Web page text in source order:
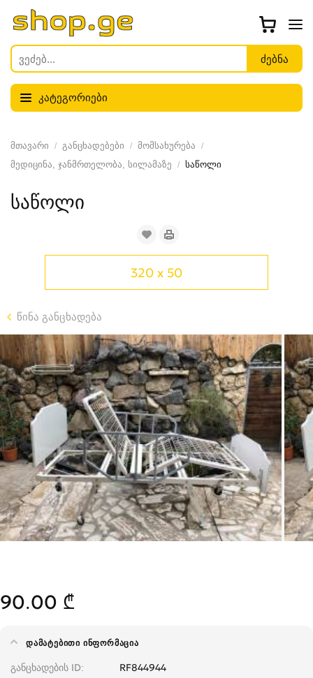
კატეგორიები
მთავარი განცხადებები
მომსახურება
მედიცინა, ჯანმრთელობა, სილამაზე
საწოლი
საწოლი
320 x 50
წინა განცხადება
90.00 ₾
ᲓᲐᲛᲐᲢᲔᲑᲘᲗᲘ ᲘᲜᲤᲝᲠᲛᲐᲪᲘᲐ
განცხადების ID
RF844944